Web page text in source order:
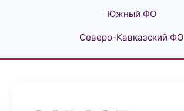
Южный ФО
Северо-Кавказский ФО